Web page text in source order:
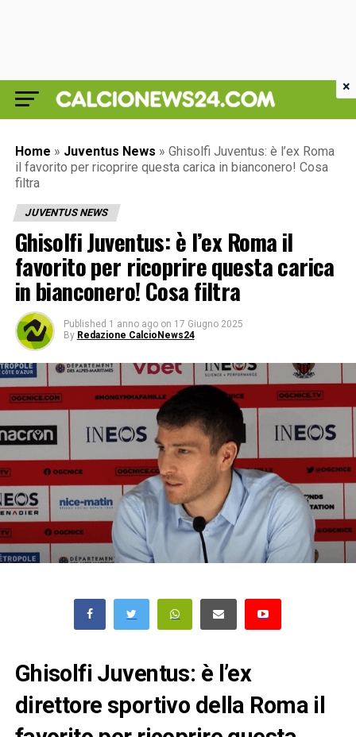
Home » Juventus News » Ghisolfi Juventus: è l’ex Roma
il favorito per ricoprire questa carica in bianconero! Cosa
filtra
JUVENTUS NEWS
Ghisolfi Juventus: è l’ex Roma il
favorito per ricoprire questa carica
in bianconero! Cosa filtra
Published 1 anno ago on 17 Giugno 2025
By Redazione CalcioNews24
Ghisolfi Juventus: è l’ex
direttore sportivo della Roma il
×